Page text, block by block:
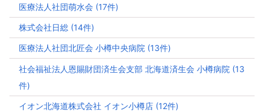
医療法人社団萌水会 (17件)
株式会社日総 (14件)
医療法人社団北匠会 小樽中央病院 (13件)
社会福祉法人恩賜財団済生会支部 北海道済生会 小樽病院 (13
件)
イオン北海道株式会社 イオン小樽店 (12件)